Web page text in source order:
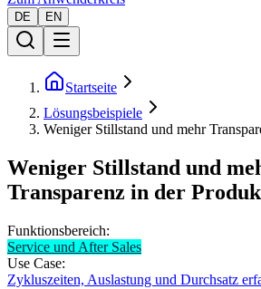
DE EN
Startseite
Lösungsbeispiele
Weniger Stillstand und mehr
Weniger Stillstand und
Transparenz in der
Funktionsbereich:
Service und After Sales
Use Case:
Zykluszeiten, Auslastung und Durchsatz